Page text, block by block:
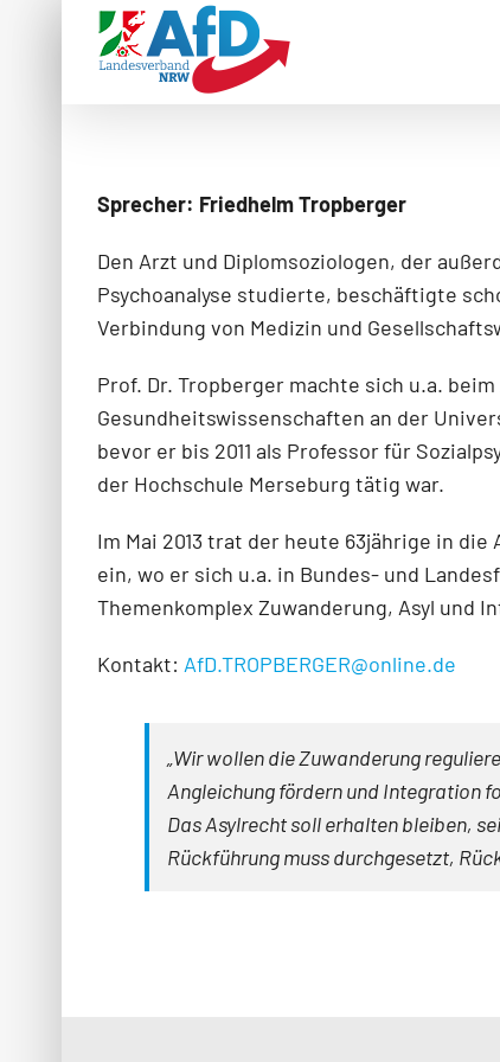
Sprecher: Friedhelm Tropberger
Den Arzt und Diplomsoziologen, der
Psychoanalyse studierte, beschäftigte
Verbindung von Medizin und
Prof. Dr. Tropberger machte sich u.a.
Gesundheitswissenschaften an der
bevor er bis 2011 als Professor für
der Hochschule Merseburg tätig war.
Im Mai 2013 trat der heute 63jährige in
ein, wo er sich u.a. in Bundes- und
Themenkomplex Zuwanderung, Asyl und
Kontakt: AfD.TROPBERGER@online.de
„Wir wollen die Zuwanderung
Angleichung fördern und Integration
Das Asylrecht soll erhalten bleiben,
Rückführung muss durchgesetzt,